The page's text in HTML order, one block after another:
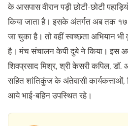
के आसपास वीरान पड़ी छोटी-छोटी
किया जाता है। इसके अंतर्गत अब तक १७५
जा चुका है। तो वहीं स्वच्छता अभियान भी
है। मंच संचालन केपी दुबे ने किया। इस
शिवप्रसाद मिश्र, श्री केसरी कपिल, डॉ.
सहित शांतिकुंज के अंतेवासी कार्यकत्ताओं,
आये भाई-बहिन उपस्थित रहे।